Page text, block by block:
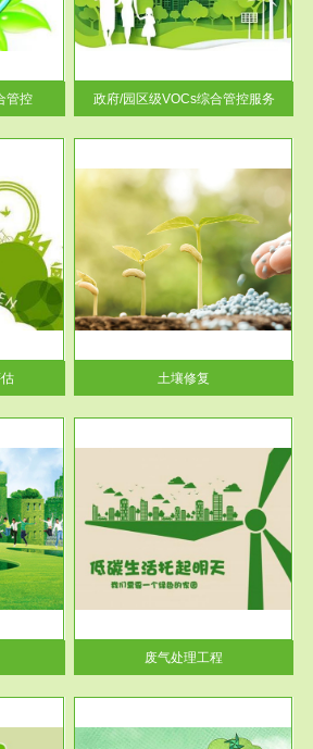
管控
有机物综
，到2017
政府/园区级VOCs综合管控服务
土壤修复
废气处理工程